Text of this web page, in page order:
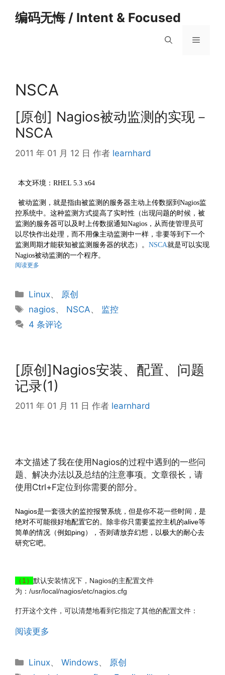
编码无悔 / Intent & Focused
菜
NSCA
[原创] Nagios被动监测的实现－
NSCA
2011 年 01 月 12 日 作者 learnhard
本文环境：RHEL 5.3 x64
被动监测，就是指由被监测的服务器主动上传数据到Nagios监
控系统中。这种监测方式提高了实时性（出现问题的时候，被
监测的服务器可以及时上传数据通知Nagios，从而使管理员可
以尽快作出处理，而不用像主动监测中一样，非要等到下一个
监测周期才能获知被监测服务器的状态）。 NSCA就是可以实现
Nagios被动监测的一个程序。
阅读更多
分
Linux、 原创
标
签
nagios、 NSCA、 监控
4 条评论
[原创]Nagios安装、配置、问题
记录(1)
2011 年 01 月 11 日 作者 learnhard
本文描述了我在使用Nagios的过程中遇到的一些问
题、解决办法以及总结的注意事项。文章很长，请
使用Ctrl+F定位到你需要的部分。
Nagios是一套强大的监控报警系统，但是你不花一些时间，是
绝对不可能很好地配置它的。除非你只需要监控主机的alive等
简单的情况（例如ping），否则请放弃幻想，以极大的耐心去
研究它吧。
（1） 默认安装情况下，Nagios的主配置文件
为：/usr/local/nagios/etc/nagios.cfg
打开这个文件，可以清楚地看到它指定了其他的配置文件：
阅读更多
分
类
Linux、Windows、 原创